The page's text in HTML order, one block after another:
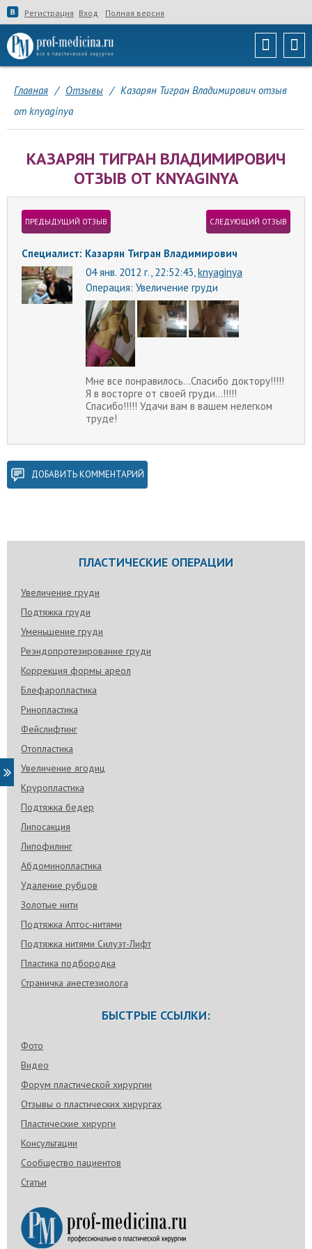
Регистрация Вход Полная версия
Главная / Отзывы / Казарян Тигран Владимирович отзыв
от knyaginya
КАЗАРЯН ТИГРАН ВЛАДИМИРОВИЧ
ОТЗЫВ ОТ KNYAGINYA
ПРЕДЫДУЩИЙ ОТЗЫВ СЛЕДУЮЩИЙ ОТЗЫВ
Специалист: Казарян Тигран Владимирович
04 янв. 2012 г., 22:52:43, knyaginya
Операция: Увеличение груди
Мне все понравилось...Спасибо доктору!!!!!
Я в восторге от своей груди...!!!!!
Спасибо!!!!! Удачи вам в вашем нелегком
труде!
ДОБАВИТЬ КОММЕНТАРИЙ
ПЛАСТИЧЕСКИЕ ОПЕРАЦИИ
Увеличение груди
Подтяжка груди
Уменьшение груди
Реэндопротезирование груди
Коррекция формы ареол
Блефаропластика
Ринопластика
Фейслифтинг
Отопластика
Увеличение ягодиц
Круропластика
Подтяжка бедер
Липосакция
Липофилинг
Абдоминопластика
Удаление рубцов
Золотые нити
Подтяжка Аптос-нитями
Подтяжка нитями Силуэт-Лифт
Пластика подбородка
Страничка анестезиолога
БЫСТРЫЕ ССЫЛКИ:
Фото
Видео
Форум пластической хирургии
Отзывы о пластических хирургах
Пластические хирурги
Консультации
Сообщество пациентов
Статьи